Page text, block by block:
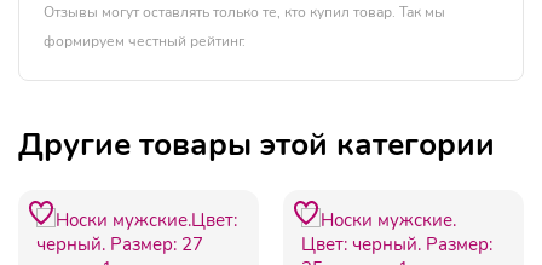
Отзывы могут оставлять только те, кто купил товар. Так мы
формируем честный рейтинг.
Другие товары этой категории